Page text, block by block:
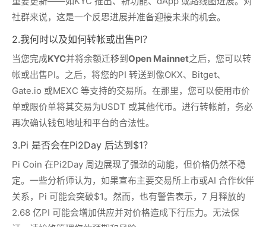
社群来说，这是一个反思进展并准备迎接未来的机会。
2.我何时以及如何转帐或出售PI？
当您完成KYC并将余额迁移到Open Mainnet之后，您可以转
帐或出售PI。之后，将您的PI 转送到像OKX、Bitget、
Gate.io 或MEXC 等支持的交易所。在那里，您可以使用市价
单或限价单将其交易为USDT 或其他代币。进行转帐前，务必
再次确认钱包地址和平台的合法性。
3.Pi 是否会在Pi2Day 后达到$1？
Pi Coin 在Pi2Day 周边展现了强劲的动能，但价格仍然不稳
定。一些分析师认为，如果宣布主要交易所上市或AI 合作伙伴
关系，Pi 可能会突破$1。然而，也有警告表示，7 月释放的
2.68 亿PI 可能会增加供应并对价格造成下行压力。无法保